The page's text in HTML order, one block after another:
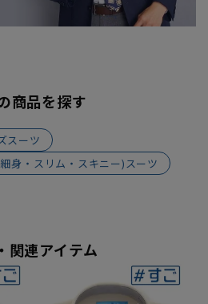
商品を探す
スーツ
身・スリム・スキニー)スーツ
関連アイテム